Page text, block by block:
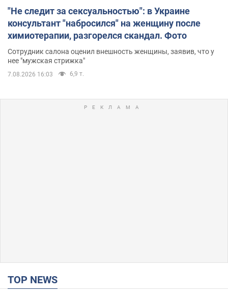
"Не следит за сексуальностью": в Украине
консультант "набросился" на женщину после
химиотерапии, разгорелся скандал. Фото
Сотрудник салона оценил внешность женщины, заявив, что у
нее "мужская стрижка"
7.08.2026 16:03 6,9 т.
TOP NEWS